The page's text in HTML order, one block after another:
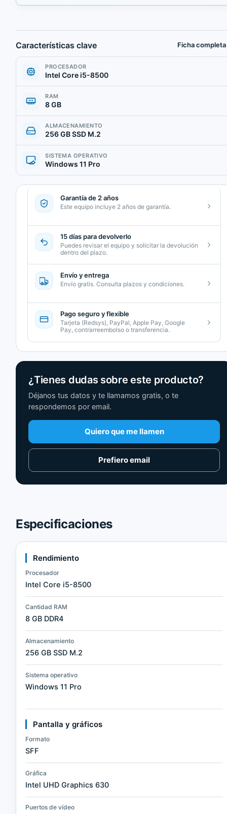
Características clave Ficha completa
PROCESADOR
Intel Core i5-8500
RAM
8 GB
ALMACENAMIENTO
256 GB SSD M.2
SISTEMA OPERATIVO
Windows 11 Pro
Garantía de 2 años
Este equipo incluye 2 años de garantía.
15 días para devolverlo
Puedes revisar el equipo y solicitar la devolución
dentro del plazo.
Envío y entrega
Envío gratis. Consulta plazos y condiciones.
Pago seguro y flexible
Tarjeta (Redsys), PayPal, Apple Pay, Google
Pay, contrarreembolso o transferencia.
¿Tienes dudas sobre este producto?
Déjanos tus datos y te llamamos gratis, o te
respondemos por email.
Quiero que me llamen
Prefiero email
Especificaciones
Rendimiento
Procesador
Intel Core i5-8500
Cantidad RAM
8 GB DDR4
Almacenamiento
256 GB SSD M.2
Sistema operativo
Windows 11 Pro
Pantalla y gráficos
Formato
SFF
Gráfica
Intel UHD Graphics 630
Puertos de vídeo